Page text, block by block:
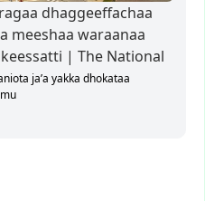
dhaggeeffachaa
meeshaa waraanaa
| The National
ja’a yakka dhokataa